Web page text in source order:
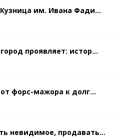
им. Ивана Фади...
проявляет: истор...
форс-мажора к долг...
невидимое, продавать...